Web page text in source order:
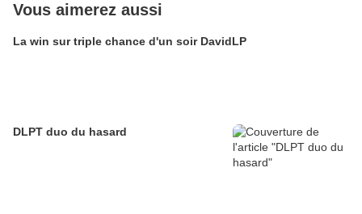
Vous aimerez aussi
La win sur triple chance d'un soir DavidLP
DLPT duo du hasard